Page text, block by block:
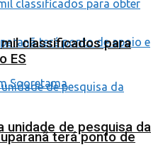
terá ponto de
classificados para
ES
unidade de pesquisa da